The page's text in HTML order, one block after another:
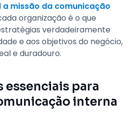
a missão da comunicação
organização é o que
verdadeiramente
e aos objetivos do negócio,
e duradouro.
essenciais para
interna